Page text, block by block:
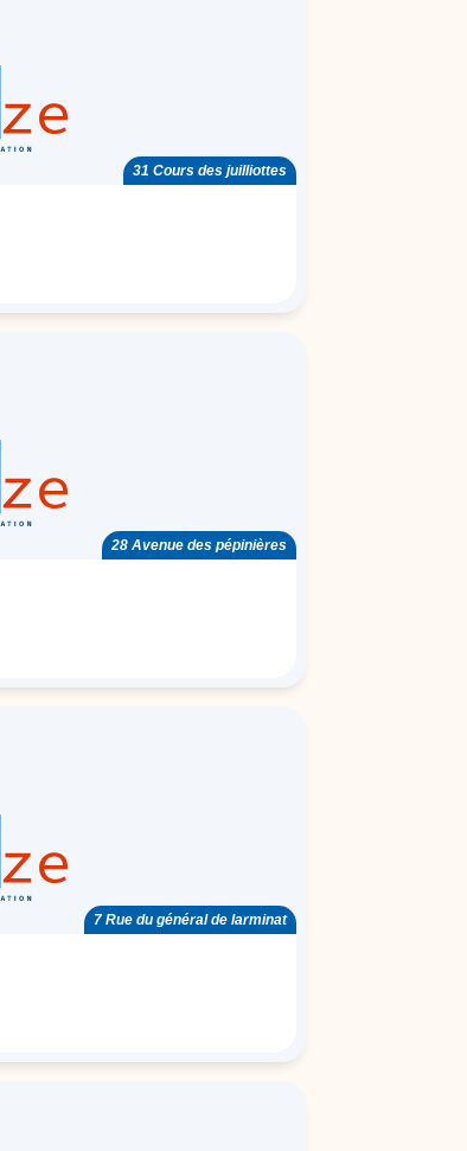
31 Cours des juilliottes
28 Avenue des pépinières
7 Rue du général de larminat